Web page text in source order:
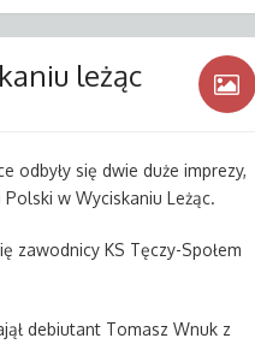
leżąc
odbyły się dwie duże imprezy,
w Wyciskaniu Leżąc.
zawodnicy KS Tęczy-Społem
debiutant Tomasz Wnuk z